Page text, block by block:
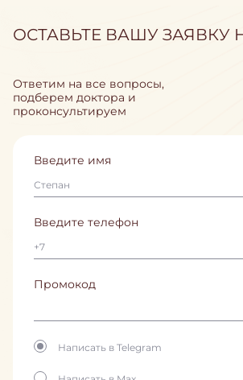
ОСТАВЬТЕ ВАШУ ЗАЯВКУ
Ответим на все вопросы,
подберем доктора и
проконсультируем
Введите имя
Введите телефон
Промокод
Написать в Telegram